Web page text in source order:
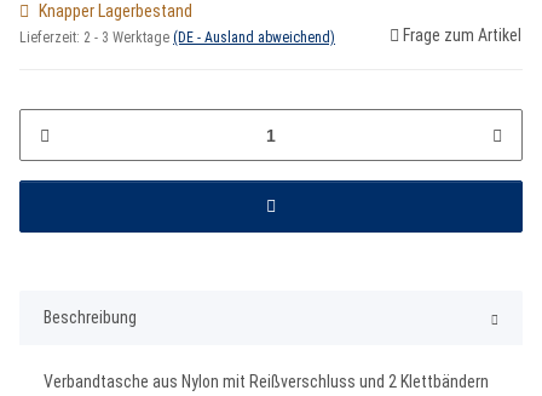
Knapper Lagerbestand
Lieferzeit: 2 - 3 Werktage (DE - Ausland abweichend) Frage zum Artikel
Beschreibung
Verbandtasche aus Nylon mit Reißverschluss und 2 Klettbändern